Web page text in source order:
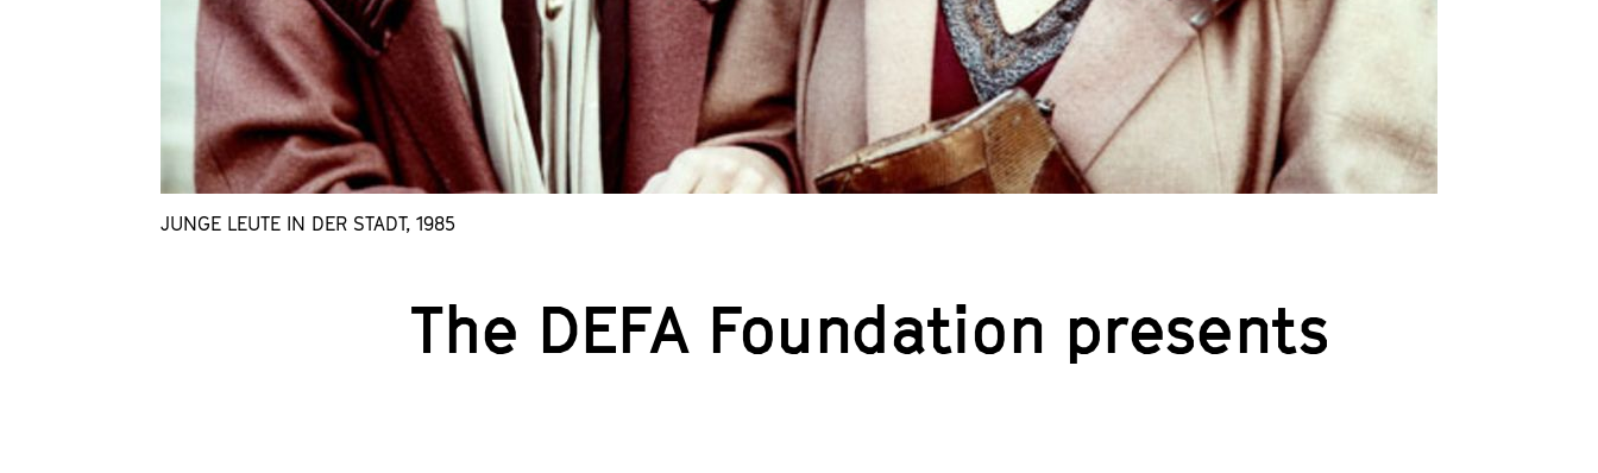
JUNGE LEUTE IN DER STADT, 1985
The DEFA Foundation presents